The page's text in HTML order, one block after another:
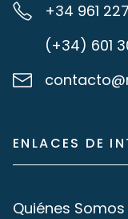
+34 961
(+34) 601
ENLACES DE
Quiénes Somos